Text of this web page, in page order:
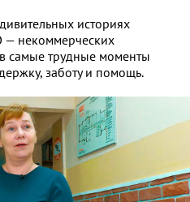
историях
некоммерческих
самые трудные моменты
заботу и помощь.